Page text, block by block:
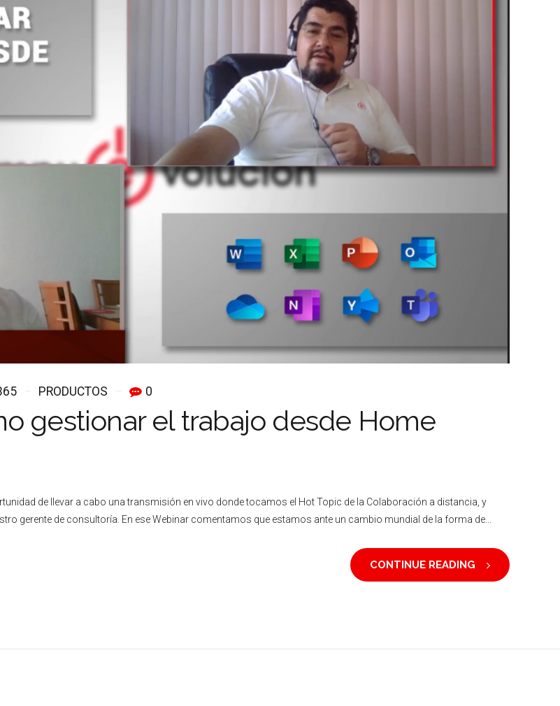
PRODUCTOS 0
gestionar el trabajo desde Home
de llevar a cabo una transmisión en vivo donde tocamos el Hot Topic de la Colaboración a distancia, y
gerente de consultoría. En ese Webinar comentamos que estamos ante un cambio mundial de la forma de...
CONTINUE READING